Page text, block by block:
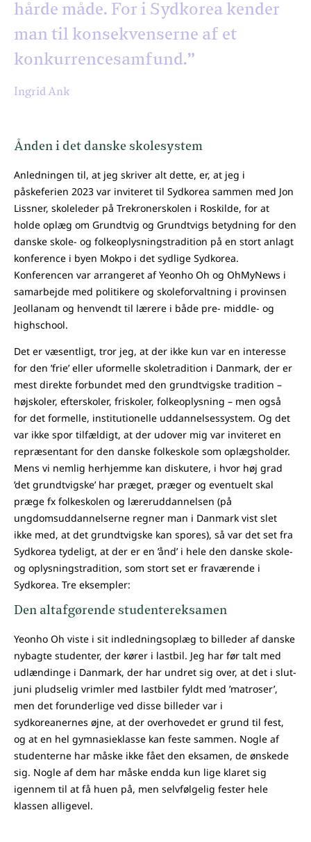
hårde måde. For i Sydkorea kender
man til konsekvenserne af et
konkurrencesamfund.”
Ingrid Ank
Ånden i det danske skolesystem
Anledningen til, at jeg skriver alt dette, er, at jeg i
påskeferien 2023 var inviteret til Sydkorea sammen med Jon
Lissner, skoleleder på Trekronerskolen i Roskilde, for at
holde oplæg om Grundtvig og Grundtvigs betydning for den
danske skole- og folkeoplysningstradition på en stort anlagt
konference i byen Mokpo i det sydlige Sydkorea.
Konferencen var arrangeret af Yeonho Oh og OhMyNews i
samarbejde med politikere og skoleforvaltning i provinsen
Jeollanam og henvendt til lærere i både pre- middle- og
highschool.
Det er væsentligt, tror jeg, at der ikke kun var en interesse
for den ’frie’ eller uformelle skoletradition i Danmark, der er
mest direkte forbundet med den grundtvigske tradition –
højskoler, efterskoler, friskoler, folkeoplysning – men også
for det formelle, institutionelle uddannelsessystem. Og det
var ikke spor tilfældigt, at der udover mig var inviteret en
repræsentant for den danske folkeskole som oplægsholder.
Mens vi nemlig herhjemme kan diskutere, i hvor høj grad
’det grundtvigske’ har præget, præger og eventuelt skal
præge fx folkeskolen og læreruddannelsen (på
ungdomsuddannelserne regner man i Danmark vist slet
ikke med, at det grundtvigske kan spores), så var det set fra
Sydkorea tydeligt, at der er en ’ånd’ i hele den danske skole-
og oplysningstradition, som stort set er fraværende i
Sydkorea. Tre eksempler:
Den altafgørende studentereksamen
Yeonho Oh viste i sit indledningsoplæg to billeder af danske
nybagte studenter, der kører i lastbil. Jeg har før talt med
udlændinge i Danmark, der har undret sig over, at det i slut-
juni pludselig vrimler med lastbiler fyldt med ’matroser’,
men det forunderlige ved disse billeder var i
sydkoreanernes øjne, at der overhovedet er grund til fest,
og at en hel gymnasieklasse kan feste sammen. Nogle af
studenterne har måske ikke fået den eksamen, de ønskede
sig. Nogle af dem har måske endda kun lige klaret sig
igennem til at få huen på, men selvfølgelig fester hele
klassen alligevel.